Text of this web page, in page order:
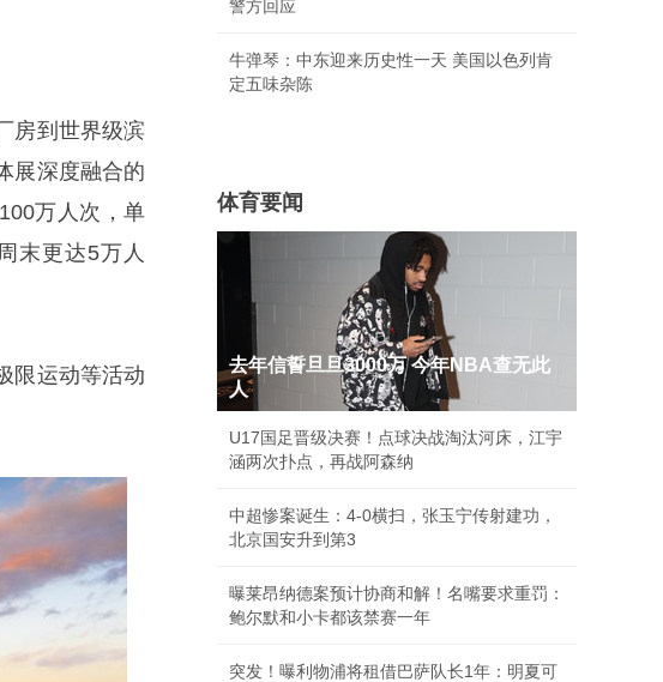
房到世界级滨
展深度融合的
万人次，单
末更达5万人
限运动等活动
警方回应
牛弹琴：中东迎来历史性一天 美国以色列肯
定五味杂陈
体育要闻
去年信誓旦旦3000万 今年NBA查无此
人
U17国足晋级决赛！点球决战淘汰河床，江宇
涵两次扑点，再战阿森纳
中超惨案诞生：4-0横扫，张玉宁传射建功，
北京国安升到第3
曝莱昂纳德案预计协商和解！名嘴要求重罚：
鲍尔默和小卡都该禁赛一年
突发！曝利物浦将租借巴萨队长1年：明夏可